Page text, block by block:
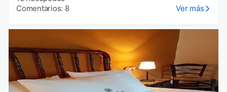
Comentarios: 8
Ver más